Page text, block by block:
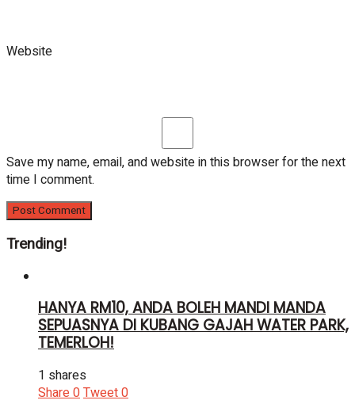
Website
Save my name, email, and website in this browser for the next
time I comment.
Trending!
HANYA RM10, ANDA BOLEH MANDI MANDA
SEPUASNYA DI KUBANG GAJAH WATER PARK,
TEMERLOH!
1 shares
Share0Tweet0